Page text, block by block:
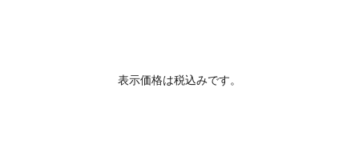
表示価格は税込みです。